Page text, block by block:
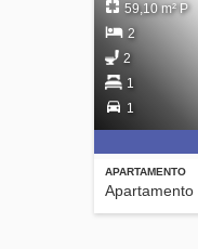
APARTAMENTO
Apartamento
59,10 m² P
2
2
1
1